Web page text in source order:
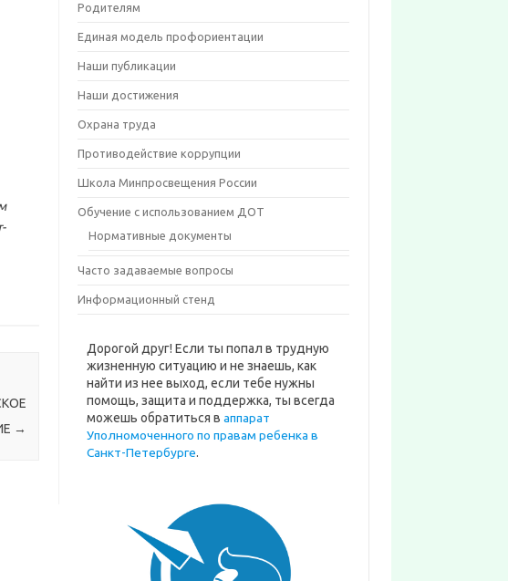
→
Родителям
Единая модель профориентации
Наши публикации
Наши достижения
Охрана труда
Противодействие коррупции
Школа Минпросвещения России
Обучение с использованием ДОТ
Нормативные документы
Часто задаваемые вопросы
Информационный стенд
Дорогой друг! Если ты попал в трудную
жизненную ситуацию и не знаешь, как
найти из нее выход, если тебе нужны
помощь, защита и поддержка, ты всегда
можешь обратиться ваппарат
Уполномоченного по правам ребенка в
Санкт-Петербурге.